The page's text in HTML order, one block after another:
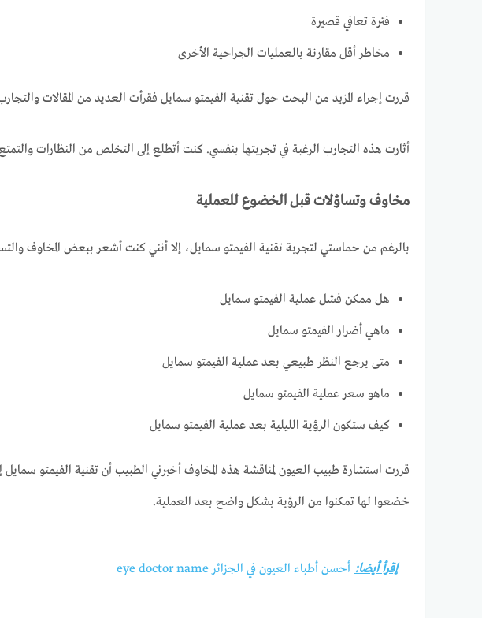
فترة تعافي قصيرة
مخاطر أقل مقارنة بالعمليات الجراحية الأخرى
قررت إجراء المزيد من البحث حول تقنية الفيمتو سمايل فقرأت العديد من المقالات
أثارت هذه التجارب الرغبة في تجربتها بنفسي. كنت أتطلع إلى التخلص من النظارات
مخاوف وتساؤلات قبل الخضوع للعملية
بالرغم من حماستي لتجربة تقنية الفيمتو سمايل، إلا أنني كنت أشعر ببعض المخاوف
هل ممكن فشل عملية الفيمتو سمايل
ماهي أضرار الفيمتو سمايل
متى يرجع النظر طبيعي بعد عملية الفيمتو سمايل
ماهو سعر عملية الفيمتو سمايل
كيف ستكون الرؤية الليلية بعد عملية الفيمتو سمايل
قررت استشارة طبيب العيون لمناقشة هذه المخاوف أخبرني الطبيب أن تقنية الفيمتو
خضعوا لها تمكنوا من الرؤية بشكل واضح بعد العملية.
إقرأ أيضا: أحسن أطباء العيون في الجزائر eye doctor name